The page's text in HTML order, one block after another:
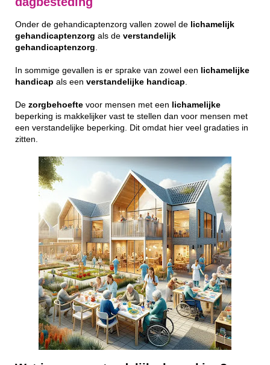
Onder de gehandicaptenzorg vallen zowel de lichamelijk
gehandicaptenzorg als de verstandelijk
gehandicaptenzorg
In sommige gevallen is er sprake van zowel een lichamelijke
handicap als een verstandelijke handicap
De zorgbehoefte voor mensen met een lichamelijke
beperking is makkelijker vast te stellen dan voor mensen met
een verstandelijke beperking. Dit omdat hier veel gradaties in
zitten.